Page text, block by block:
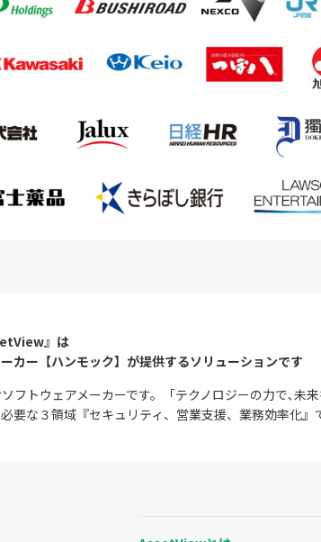
』は
カー 【ハンモック】が提供するソリューションです
フトウェアメーカーです。「テクノロジーの力で､未
要な３領域『セキュリティ、営業支援、業務効率化